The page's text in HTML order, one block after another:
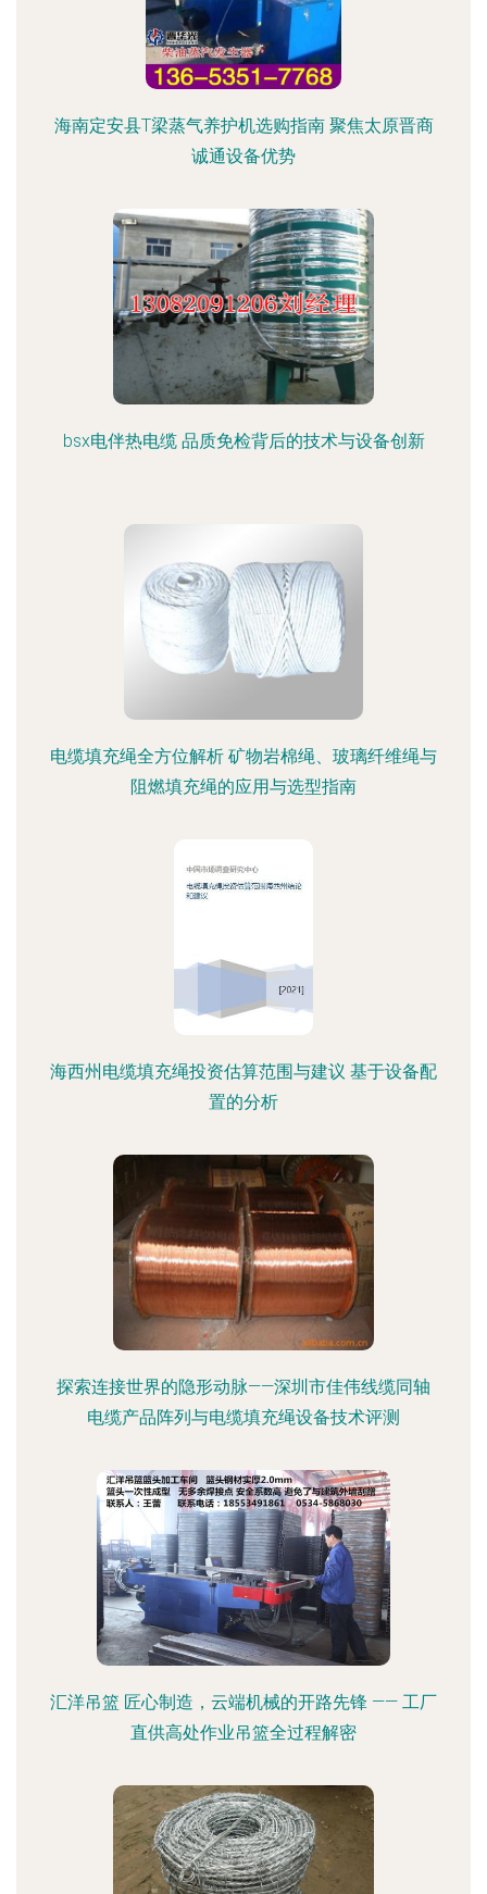
海南定安县T梁蒸气养护机选购指南 聚焦太原晋商
诚通设备优势
bsx电伴热电缆 品质免检背后的技术与设备创新
电缆填充绳全方位解析 矿物岩棉绳、玻璃纤维绳与
阻燃填充绳的应用与选型指南
海西州电缆填充绳投资估算范围与建议 基于设备配
置的分析
探索连接世界的隐形动脉——深圳市佳伟线缆同轴
电缆产品阵列与电缆填充绳设备技术评测
汇洋吊篮 匠心制造，云端机械的开路先锋 —— 工厂
直供高处作业吊篮全过程解密